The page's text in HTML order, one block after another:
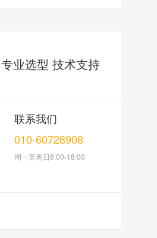
专业选型 技术支持
联系我们
010-60728908
周一至周日8:00-18:00